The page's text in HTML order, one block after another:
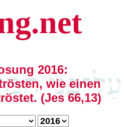
2016:
wie einen
(Jes 66,13)